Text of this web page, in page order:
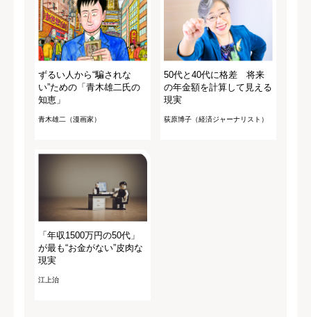
ずるい人から“騙されな
い”ための「青木雄二氏の
知恵」
青木雄二（漫画家）
50代と40代に格差 将来
の年金額を計算して見える
現実
荻原博子（経済ジャーナリスト）
「年収1500万円の50代」
が最も“お金がない”皮肉な
現実
江上治